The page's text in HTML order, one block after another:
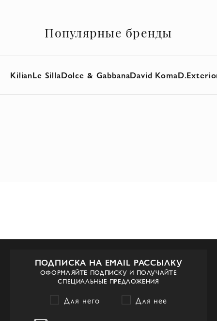
Популярные бренды
KilianLe SillaDolce & GabbanaDavid Koma
ПОДПИСКА НА EMAIL РАССЫЛКУ
ОФОРМЛЯЙТЕ ПОДПИСКУ И ПОЛУЧАЙТЕ
СПЕЦИАЛЬНЫЕ ПРЕДЛОЖЕНИЯ
Для него Для нее